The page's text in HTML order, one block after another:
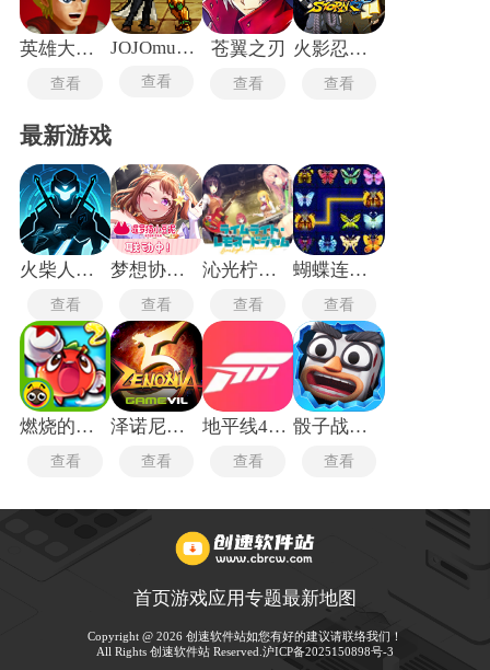
英雄大作战x绿血版
查看
JOJOmugen
查看
苍翼之刃
查看
火影忍者究极风暴4中文版
查看
最新游戏
火柴人格斗家无敌版
查看
梦想协奏曲
查看
沁光柠檬即兴曲
查看
蝴蝶连连看
查看
燃烧的蔬菜2经典版
查看
泽诺尼亚传奇5中文版
查看
地平线4测试版
查看
骰子战争最新版
查看
首页游戏应用专题最新地图
Copyright @ 2026 创速软件站如您有好的建议请联络我们！
All Rights 创速软件站 Reserved. 沪ICP备2025150898号-3